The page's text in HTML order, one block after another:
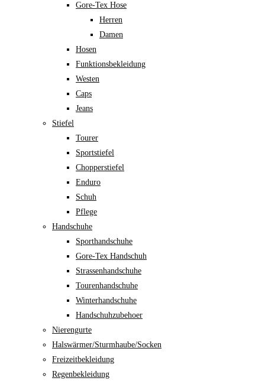
Gore-Tex Hose
Herren
Damen
Hosen
Funktionsbekleidung
Westen
Caps
Jeans
Stiefel
Tourer
Sportstiefel
Chopperstiefel
Enduro
Schuh
Pflege
Handschuhe
Sporthandschuhe
Gore-Tex Handschuh
Strassenhandschuhe
Tourenhandschuhe
Winterhandschuhe
Handschuhzubehoer
Nierengurte
Halswärmer/Sturmhaube/Socken
Freizeitbekleidung
Regenbekleidung